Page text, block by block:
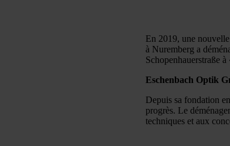
En 2019, une
à Nuremberg a
Schopenhauerstraße
Eschenbach Optik
Depuis sa fondation
progrès. Le
techniques et aux